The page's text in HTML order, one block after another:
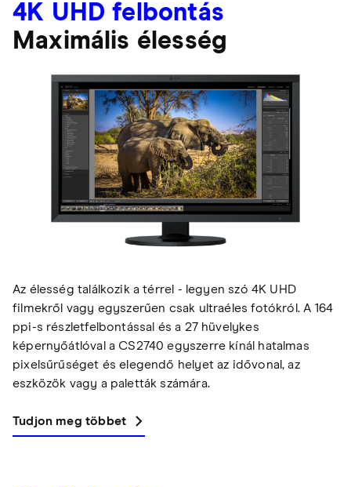
4K UHD felbontás
Maximális élesség
Az élesség találkozik a térrel - legyen szó 4K UHD
filmekről vagy egyszerűen csak ultraéles fotókról. A 164
ppi-s részletfelbontással és a 27 hüvelykes
képernyőátlóval a CS2740 egyszerre kínál hatalmas
pixelsűrűséget és elegendő helyet az idővonal, az
eszközök vagy a paletták számára.
Tudjon meg többet